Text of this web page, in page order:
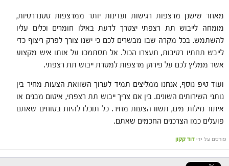
מאחר שישנן מרצפות רגישות ועדינות יותר ממרצפות סטנדרטיות,
מומחה לייבוש תת רצפתי יצטרך לדעת באילו חומרים וכלים עליו
להשתמש. בכל מקרה שבו מבשרים לכם כי ישנו צורך לפרק ריצוף כדי
לייבש תחתיו רטיבות, תעצרו הכול. אל תסתמכו על אותו איש מקצוע
אשר ממליץ לכם על פירוק מרצפות למטרת ייבוש תת רצפתי.
ועוד טיפ נוסף, אנחנו ממליצים תמיד לערוך השוואת הצעות מחיר בין
נותני השירותים השונים. בין אם צריך ייבוש תת רצפתי, איטום מבנים או
איתור נזילות מים, תשוו הצעות מחיר. כל תוכלו להיות בטוחים שאתם
פועלים כמו הצרכנים החכמים שאתם.
פורסם על ידי דוד קקון